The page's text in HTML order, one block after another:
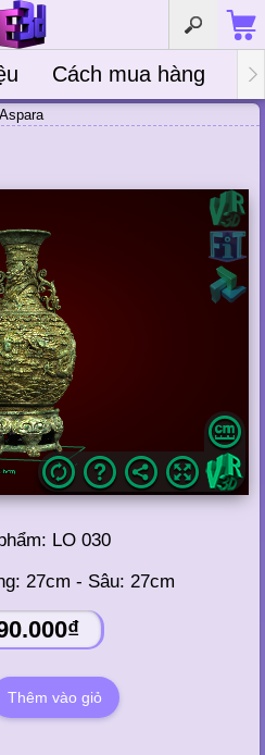
Cách mua hàng
LO 030
27cm - Sâu: 27cm